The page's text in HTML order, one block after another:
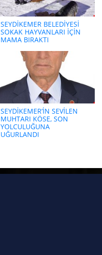
SEYDİKEMER BELEDİYESİ
SOKAK HAYVANLARI İÇİN
MAMA BIRAKTI
SEYDİKEMER’İN SEVİLEN
MUHTARI KÖSE, SON
YOLCULUĞUNA
UĞURLANDI